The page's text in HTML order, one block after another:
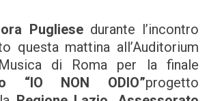
Pugliesedurante l’incontro
questa mattina all’Auditorium
di Roma per la finale
“IO NON ODIO”progetto